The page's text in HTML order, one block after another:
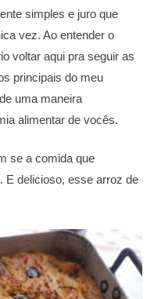
simples e juro que
vez. Ao entender o
voltar aqui pra seguir as
principais do meu
uma maneira
alimentar de vocês.
se a comida que
E delicioso, esse arroz de